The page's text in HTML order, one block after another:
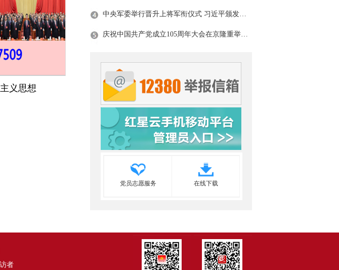
义思想
中央军委举行晋升上将军衔仪式 习近平颁发命令状并向晋衔的军官表示祝贺
庆祝中国共产党成立105周年大会在京隆重举行 习近平发表重要讲话
党员志愿服务 在线下载
者